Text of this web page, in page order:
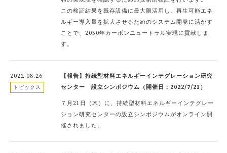
この検証結果を既存設備に最大限活用し、再生可能エネ
ルギー導入量を拡大させるためのシステム開発に活かす
ことで、2050年カーボンニュートラル実現に貢献しま
す。
2022.08.26
トピックス
【報告】持続型材料エネルギーインテグレーション研究
センター 設立シンポジウム（開催日：2022/7/21）
７月21日（木）に、持続型材料エネルギーインテグレー
ション研究センターの設立シンポジウムがオンライン開
催されました。